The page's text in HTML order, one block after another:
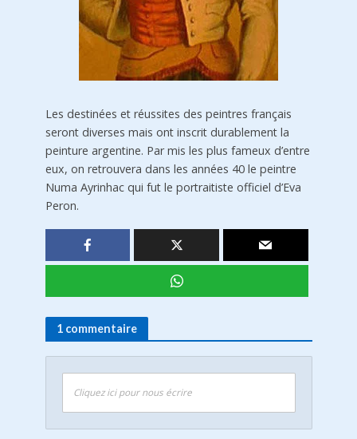
Les destinées et réussites des peintres français
seront diverses mais ont inscrit durablement la
peinture argentine. Par mis les plus fameux d’entre
eux, on retrouvera dans les années 40 le peintre
Numa Ayrinhac qui fut le portraitiste officiel d’Eva
Peron.
1 commentaire
Cliquez ici pour nous écrire